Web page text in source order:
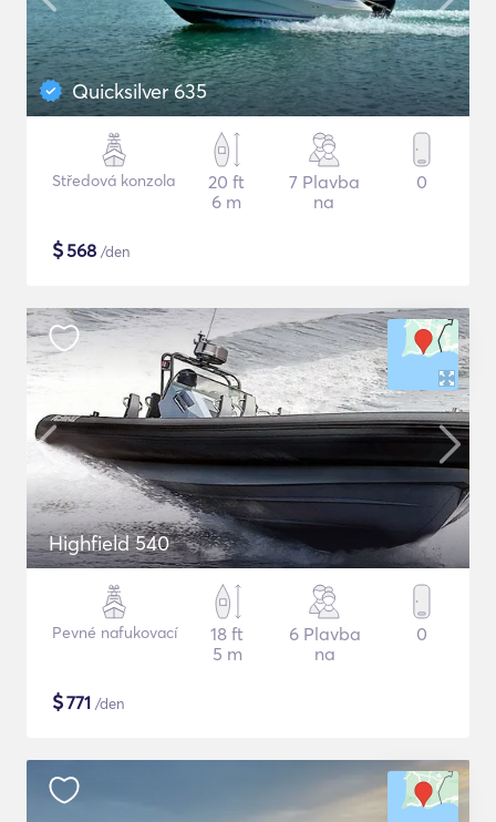
Quicksilver 635
Středová konzola
20 ft
6 m
7 Plavba
na
0
$568 /den
Highfield 540
Pevné nafukovací
18 ft
5 m
6 Plavba
na
0
$771 /den